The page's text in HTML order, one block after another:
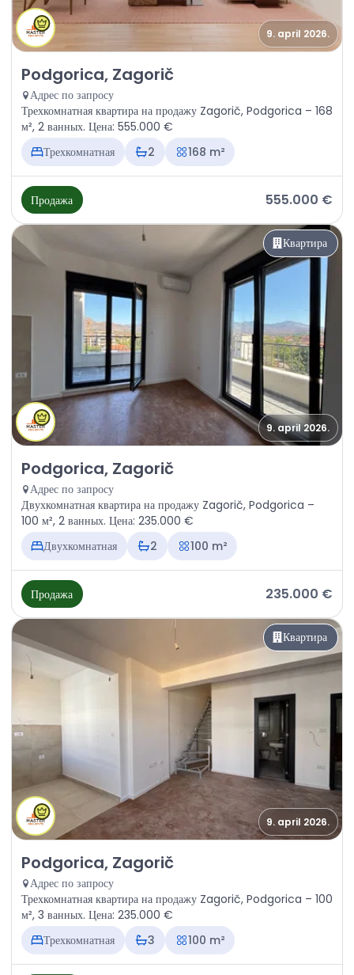
9. april 2026.
Продажа - Квартира Podgorica, Zagorič
Podgorica, Zagorič
Адрес по запросу
Трехкомнатная квартира на продажу Zagorič, Podgorica – 168
м², 2 ванных. Цена: 555.000 €
Трехкомнатная
2 168 m²
Продажа 555.000 €
Квартира
9. april 2026.
Продажа - Квартира Podgorica, Zagorič
Podgorica, Zagorič
Адрес по запросу
Двухкомнатная квартира на продажу Zagorič, Podgorica –
100 м², 2 ванных. Цена: 235.000 €
Двухкомнатная
2 100 m²
Продажа 235.000 €
Квартира
9. april 2026.
Продажа - Квартира Podgorica, Zagorič
Podgorica, Zagorič
Адрес по запросу
Трехкомнатная квартира на продажу Zagorič, Podgorica – 100
м², 3 ванных. Цена: 235.000 €
Трехкомнатная
3 100 m²